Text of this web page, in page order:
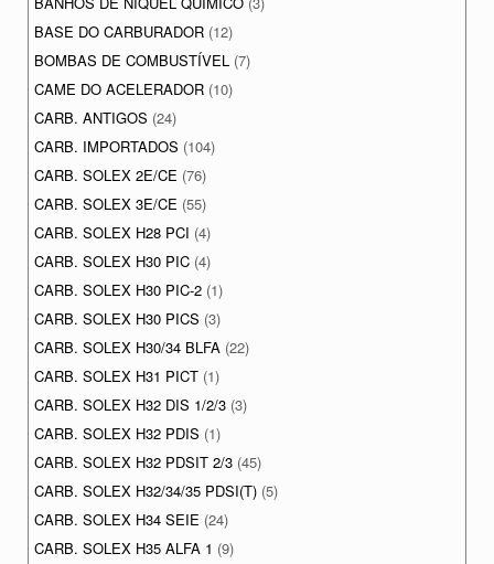
BASE DO CARBURADOR (12)
BOMBAS DE COMBUSTÍVEL (7)
CAME DO ACELERADOR (10)
CARB. ANTIGOS (24)
CARB. IMPORTADOS (104)
CARB. SOLEX 2E/CE (76)
CARB. SOLEX 3E/CE (55)
CARB. SOLEX H28 PCI (4)
CARB. SOLEX H30 PIC (4)
CARB. SOLEX H30 PIC-2 (1)
CARB. SOLEX H30 PICS (3)
CARB. SOLEX H30/34 BLFA (22)
CARB. SOLEX H31 PICT (1)
CARB. SOLEX H32 DIS 1/2/3 (3)
CARB. SOLEX H32 PDIS (1)
CARB. SOLEX H32 PDSIT 2/3 (45)
CARB. SOLEX H32/34/35 PDSI(T) (5)
CARB. SOLEX H34 SEIE (24)
CARB. SOLEX H35 ALFA 1 (9)